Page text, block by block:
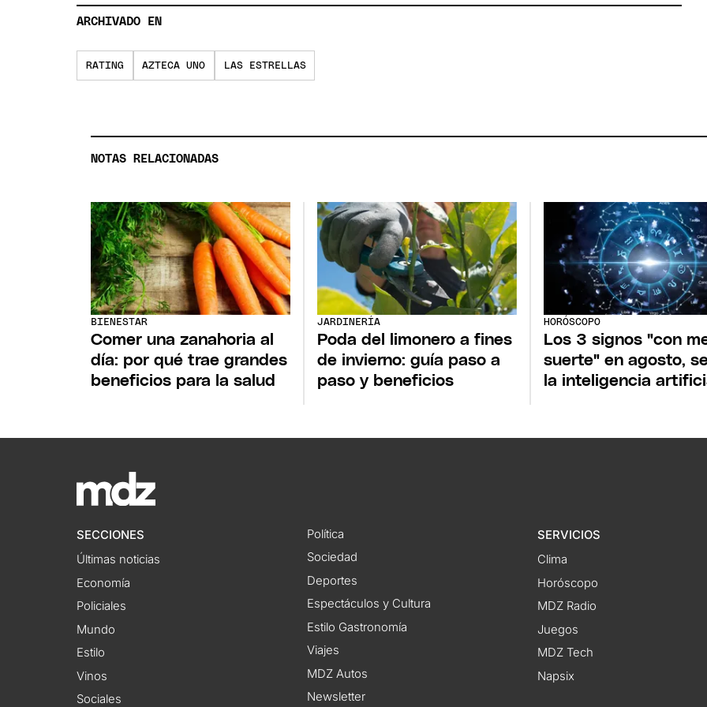
ARCHIVADO EN
RATING AZTECA UNO LAS ESTRELLAS
NOTAS RELACIONADAS
BIENESTAR
Comer una zanahoria al
día: por qué trae grandes
beneficios para la salud
JARDINERÍA
Poda del limonero a fines
de invierno: guía paso a
paso y beneficios
HORÓSCOPO
Los 3 signos "con
suerte" en agosto,
la inteligencia
SECCIONES
Últimas noticias
Economía
Policiales
Mundo
Estilo
Vinos
Sociales
Política
Sociedad
Deportes
Espectáculos y Cultura
Estilo Gastronomía
Viajes
MDZ Autos
Newsletter
SERVICIOS
Clima
Horóscopo
MDZ Radio
Juegos
MDZ Tech
Napsix